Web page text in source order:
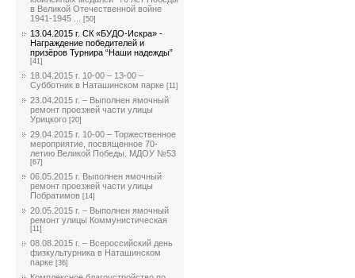
в Великой Отечественной войне
1941-1945 ...
[50]
13.04.2015 г. СК «БУДО-Искра» -
Награждение победителей и
призёров Турнира “Наши надежды”
[41]
18.04.2015 г. 10-00 – 13-00 –
Субботник в Наташинском парке [11]
23.04.2015 г. – Выполнен ямочный
ремонт проезжей части улицы
Урицкого [20]
29.04.2015 г. 10-00 – Торжественное
мероприятие, посвященное 70-
летию Великой Победы. МДОУ №53
[67]
06.05.2015 г. Выполнен ямочный
ремонт проезжей части улицы
Побратимов [14]
20.05.2015 г. – Выполнен ямочный
ремонт улицы Коммунистическая
[11]
08.08.2015 г. – Всероссийский день
физкультурника в Наташинском
парке [36]